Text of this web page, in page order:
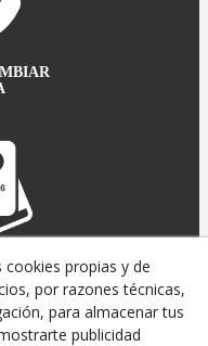
CON
cookies propias y de
por razones técnicas,
para almacenar tus
publicidad